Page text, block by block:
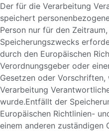
Der für die Verarbeitung
speichert
Person nur für den
Speicherungszwecks
durch den Europäischen
Verordnungsgeber oder
Gesetzen oder
Verarbeitung
wurde.Entfällt der
Europäischen Richtlinien-
einem anderen zuständigen